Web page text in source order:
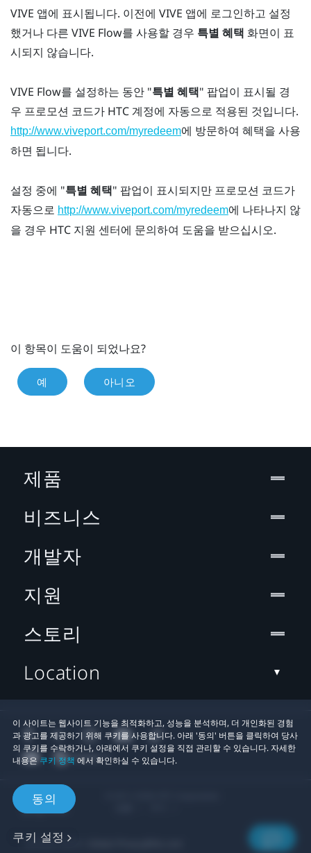
VIVE 앱에 표시됩니다. 이전에 VIVE 앱에 로그인하고 설정
했거나 다른 VIVE Flow를 사용할 경우 특별 혜택 화면이 표
시되지 않습니다.
VIVE Flow를 설정하는 동안 "‍특별 혜택"‍ 팝업이 표시될 경
우 프로모션 코드가 HTC 계정에 자동으로 적용된 것입니다.
http://www.viveport.com/myredeem에 방문하여 혜택을 사용
하면 됩니다.
설정 중에 "‍특별 혜택"‍ 팝업이 표시되지만 프로모션 코드가
자동으로 http://www.viveport.com/myredeem에 나타나지 않
을 경우 HTC 지원 센터에 문의하여 도움을 받으십시오.
이 항목이 도움이 되었나요?
예 아니오
이 사이트는 웹사이트 기능을 최적화하고, 성능을 분석하며, 더 개인화된 경험
과 광고를 제공하기 위해 쿠키를 사용합니다. 아래 '동의' 버튼을 클릭하여 당사
의 쿠키를 수락하거나, 아래에서 쿠키 설정을 직접 관리할 수 있습니다. 자세한
내용은 쿠키 정책 에서 확인하실 수 있습니다.
동의
쿠키 설정
제품
비즈니스
개발자
지원
스토리
Location
개인정보 연락처: